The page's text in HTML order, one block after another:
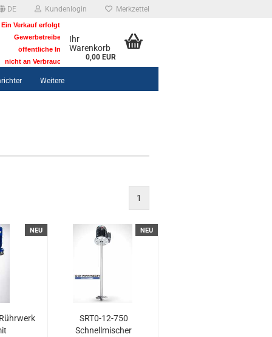
DE Kundenlogin Merkzettel
Ein Verkauf erfolgt nur an Unternehmer,
Gewerbetreibende, Freiberufler,
öffentliche Institutionen und
nicht an Verbraucher i. S. v. § 13 BGB.
Ihr
Warenkorb
0,00 EUR
Weitere
1
NEU NEU
SRT0-12-750
Schnellmischer